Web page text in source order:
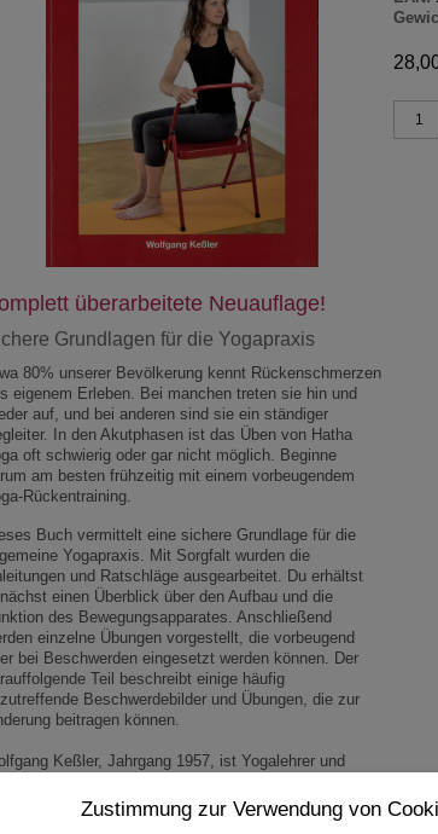
überarbeitete Neuauflage!
Grundlagen für die Yogapraxis
80% unserer Bevölkerung kennt Rückenschmerzen
eigenem Erleben. Bei manchen treten sie hin und
auf, und bei anderen sind sie ein ständiger
In den Akutphasen ist das Üben von Hatha
oft schwierig oder gar nicht möglich. Beginne
am besten frühzeitig mit einem vorbeugendem
Rückentraining.
Buch vermittelt eine sichere Grundlage für die
Yogapraxis. Mit Sorgfalt wurden die
und Ratschläge ausgearbeitet. Du erhältst
einen Überblick über den Aufbau und die
des Bewegungsapparates. Anschließend
einzelne Übungen vorgestellt, die vorbeugend
bei Beschwerden eingesetzt werden können. Der
Teil beschreibt einige häufig
Beschwerdebilder und Übungen, die zur
beitragen können.
Keßler, Jahrgang 1957, ist Yogalehrer und
eigene Übungspraxis. Durch zwei Yogalehrer-
viele Fortbildungen bei namhaften Hatha-
Zustimmung zur Verwendung von